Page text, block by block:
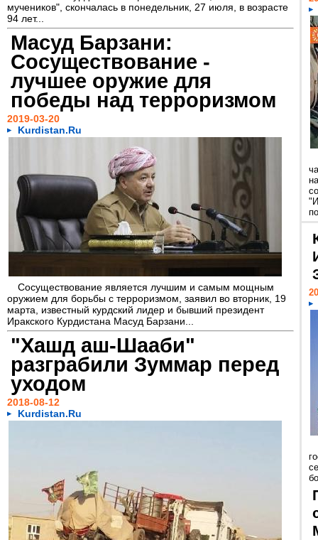
мучеников", скончалась в понедельник, 27 июля, в возрасте
94 лет...
Масуд Барзани:
Сосуществование -
лучшее оружие для
победы над терроризмом
2019-03-20
Kurdistan.Ru
Сосуществование является лучшим и самым мощным
оружием для борьбы с терроризмом, заявил во вторник, 19
марта, известный курдский лидер и бывший президент
Иракского Курдистана Масуд Барзани...
"Хашд аш-Шааби"
разграбили Зуммар перед
уходом
2018-08-12
Kurdistan.Ru